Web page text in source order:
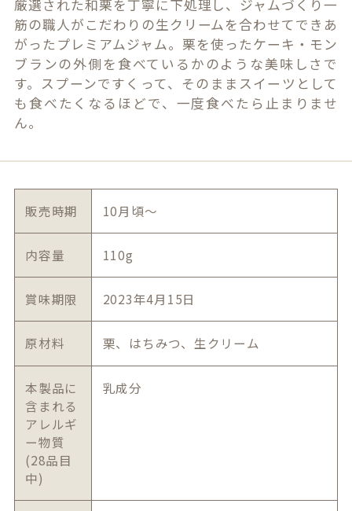
厳選された和栗を丁寧に下処理し、ジャムづくり一
筋の職人がこだわりの生クリームを合わせてできあ
がったプレミアムジャム。栗を使ったケーキ・モン
ブランの外側を食べているかのような美味しさで
す。スプーンですくって、そのままスイーツとして
も食べたくなるほどで、一度食べたら止まりませ
ん。
販売時期 10月頃～
内容量 110g
賞味期限 2023年4月15日
原材料 栗、はちみつ、生クリーム
本製品に
含まれる
アレルギ
ー物質
(28品目
中)
乳成分